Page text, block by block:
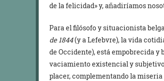
de la felicidad» y, añadiríamos
Para el filósofo y situacionista
de 1844(y a Lefebvre), la vida
de Occidente), está empobrecida y
vaciamiento existencial y subjetivo
placer, complementando la